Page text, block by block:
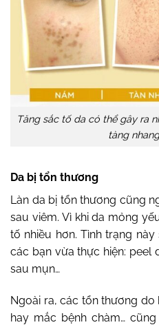
Tăng sắc tố da có thể gây ra
tàng
Da bị tổn thương
Làn da bị tổn thương cũng
sau viêm. Vì khi da mỏng
tố nhiều hơn. Tình trạng
các bạn vừa thực hiện: peel
sau mụn…
Ngoài ra, các tổn thương
hay mắc bệnh chàm…